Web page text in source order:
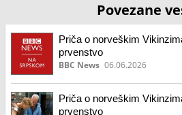
Povezane
Priča o norveškim
prvenstvo
BBC News 06.06.2026
Priča o norveškim
prvenstvo